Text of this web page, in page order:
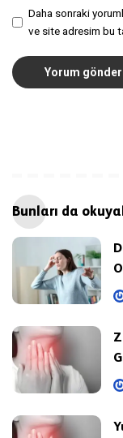
Daha sonraki
ve site adresim bu
Bunları da